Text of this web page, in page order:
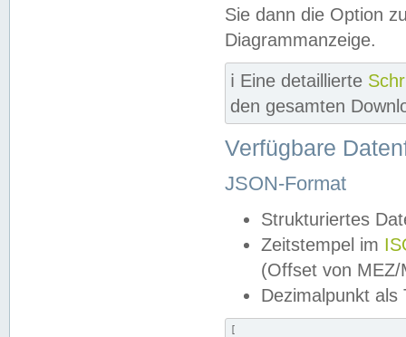
Sie dann die Option
Diagrammanzeige.
ℹ️ Eine detaillierte
den gesamten
Verfügbare
JSON-Format
Strukturiertes
Zeitstempel im
(Offset von MEZ/
Dezimalpunkt als
[